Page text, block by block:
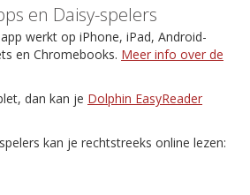
en Daisy-spelers
werkt op iPhone, iPad, Android-
en Chromebooks. Meer info over de
dan kan je Dolphin EasyReader
kan je rechtstreeks online lezen: